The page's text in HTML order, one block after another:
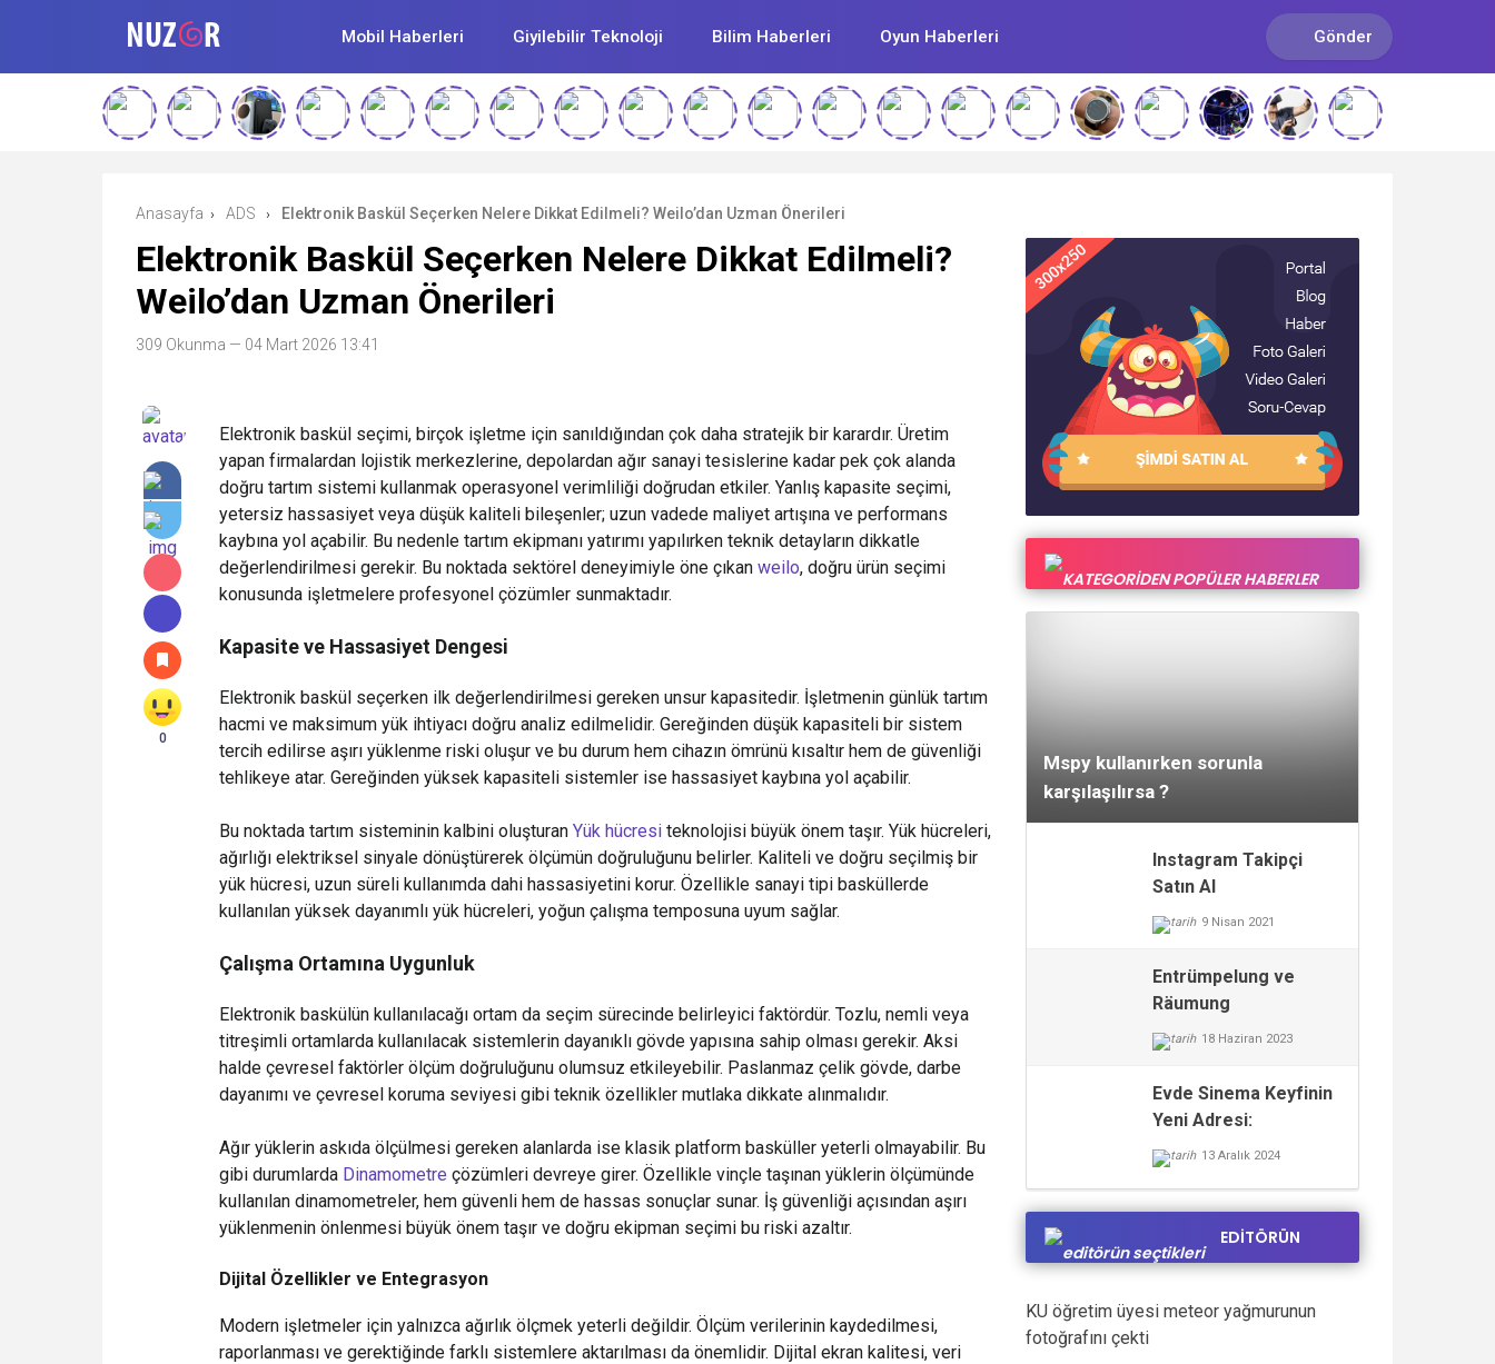
Mobil Haberleri Giyilebilir Teknoloji Bilim Haberleri Oyun Haberleri Gönder
Anasayfa › ADS › Elektronik Baskül Seçerken Nelere Dikkat Edilmeli? Weilo’dan Uzman Önerileri
Elektronik Baskül Seçerken Nelere Dikkat Edilmeli?
Weilo’dan Uzman Önerileri
309 Okunma — 04 Mart 2026 13:41
0
Elektronik baskül seçimi, birçok işletme için sanıldığından çok daha stratejik bir karardır. Üretim
yapan firmalardan lojistik merkezlerine, depolardan ağır sanayi tesislerine kadar pek çok alanda
doğru tartım sistemi kullanmak operasyonel verimliliği doğrudan etkiler. Yanlış kapasite seçimi,
yetersiz hassasiyet veya düşük kaliteli bileşenler; uzun vadede maliyet artışına ve performans
kaybına yol açabilir. Bu nedenle tartım ekipmanı yatırımı yapılırken teknik detayların dikkatle
değerlendirilmesi gerekir. Bu noktada sektörel deneyimiyle öne çıkan weilo, doğru ürün seçimi
konusunda işletmelere profesyonel çözümler sunmaktadır.
Kapasite ve Hassasiyet Dengesi
Elektronik baskül seçerken ilk değerlendirilmesi gereken unsur kapasitedir. İşletmenin günlük tartım
hacmi ve maksimum yük ihtiyacı doğru analiz edilmelidir. Gereğinden düşük kapasiteli bir sistem
tercih edilirse aşırı yüklenme riski oluşur ve bu durum hem cihazın ömrünü kısaltır hem de güvenliği
tehlikeye atar. Gereğinden yüksek kapasiteli sistemler ise hassasiyet kaybına yol açabilir.
Bu noktada tartım sisteminin kalbini oluşturan Yük hücresi teknolojisi büyük önem taşır. Yük hücreleri,
ağırlığı elektriksel sinyale dönüştürerek ölçümün doğruluğunu belirler. Kaliteli ve doğru seçilmiş bir
yük hücresi, uzun süreli kullanımda dahi hassasiyetini korur. Özellikle sanayi tipi basküllerde
kullanılan yüksek dayanımlı yük hücreleri, yoğun çalışma temposuna uyum sağlar.
Çalışma Ortamına Uygunluk
Elektronik baskülün kullanılacağı ortam da seçim sürecinde belirleyici faktördür. Tozlu, nemli veya
titreşimli ortamlarda kullanılacak sistemlerin dayanıklı gövde yapısına sahip olması gerekir. Aksi
halde çevresel faktörler ölçüm doğruluğunu olumsuz etkileyebilir. Paslanmaz çelik gövde, darbe
dayanımı ve çevresel koruma seviyesi gibi teknik özellikler mutlaka dikkate alınmalıdır.
Ağır yüklerin askıda ölçülmesi gereken alanlarda ise klasik platform basküller yeterli olmayabilir. Bu
gibi durumlarda Dinamometre çözümleri devreye girer. Özellikle vinçle taşınan yüklerin ölçümünde
kullanılan dinamometreler, hem güvenli hem de hassas sonuçlar sunar. İş güvenliği açısından aşırı
yüklenmenin önlenmesi büyük önem taşır ve doğru ekipman seçimi bu riski azaltır.
Dijital Özellikler ve Entegrasyon
Modern işletmeler için yalnızca ağırlık ölçmek yeterli değildir. Ölçüm verilerinin kaydedilmesi,
raporlanması ve gerektiğinde farklı sistemlere aktarılması da önemlidir. Dijital ekran kalitesi, veri
Mspy kullanırken sorunla
karşılaşılırsa ?
Instagram Takipçi
Satın Al
9 Nisan 2021
Entrümpelung ve
Räumung
18 Haziran 2023
Evde Sinema Keyfinin
Yeni Adresi:
hdfilmsitesi.net
13 Aralık 2024
EDİTÖRÜN
KU öğretim üyesi meteor yağmurunun
fotoğrafını çekti